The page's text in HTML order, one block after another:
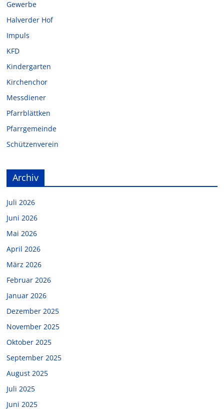
Gewerbe
Halverder Hof
Impuls
KFD
Kindergarten
Kirchenchor
Messdiener
Pfarrblättken
Pfarrgemeinde
Schützenverein
Archiv
Juli 2026
Juni 2026
Mai 2026
April 2026
März 2026
Februar 2026
Januar 2026
Dezember 2025
November 2025
Oktober 2025
September 2025
August 2025
Juli 2025
Juni 2025